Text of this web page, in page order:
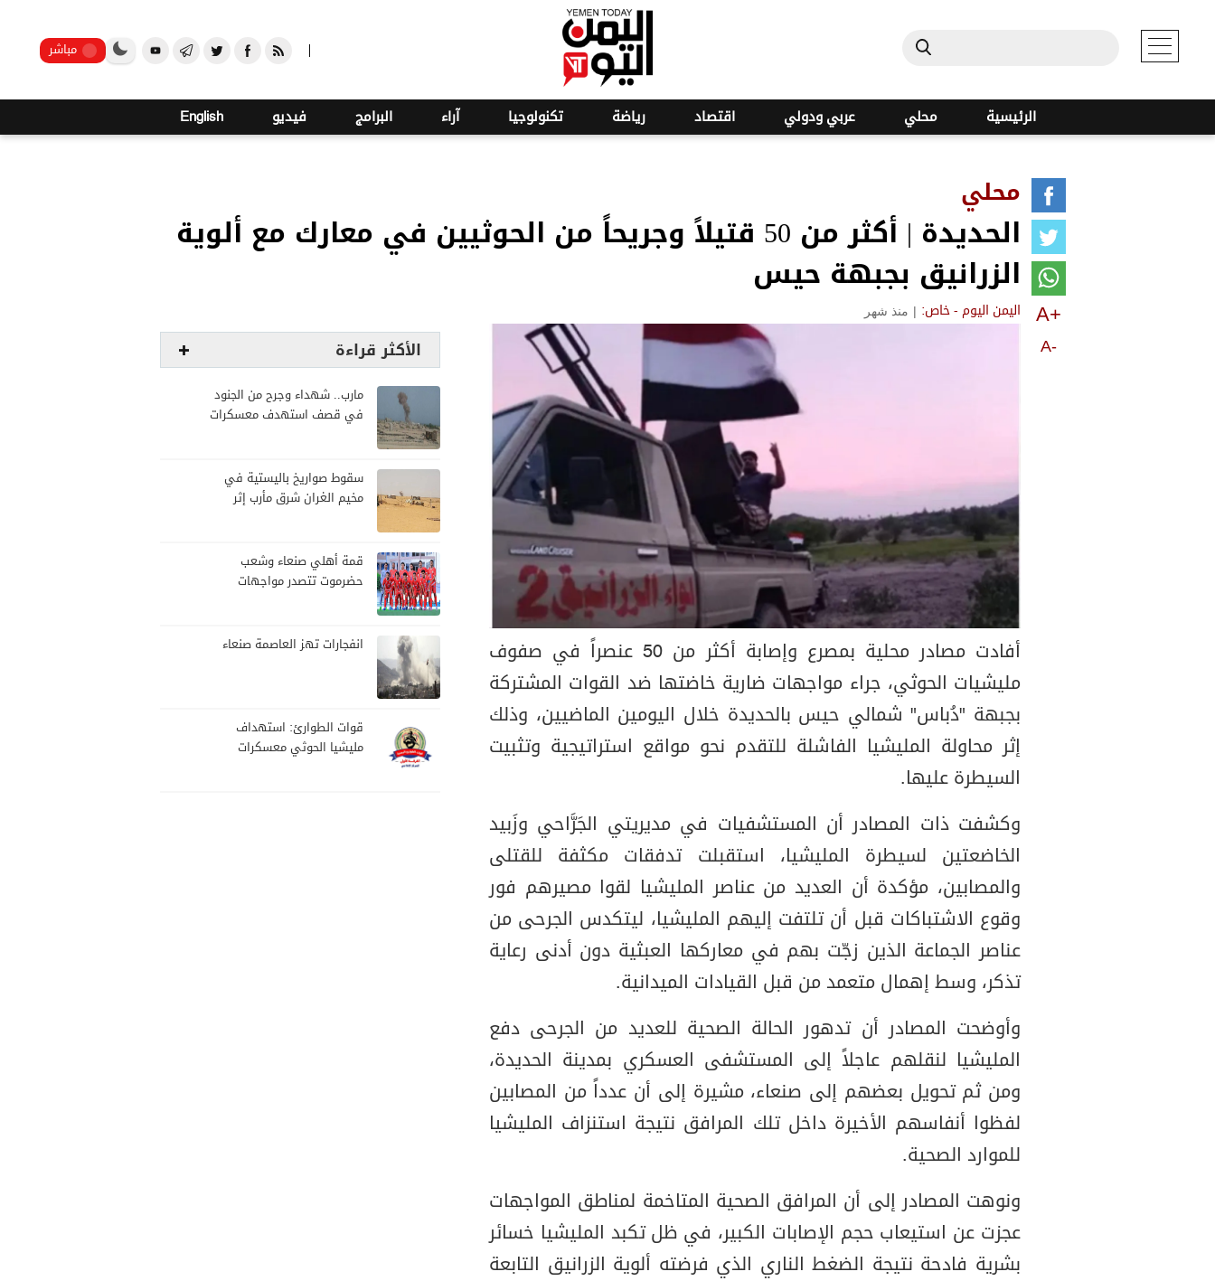
مباشر
الرئيسية محلي عربي ودولي اقتصاد رياضة تكنولوجيا آراء البرامج فيديو English
محلي
الحديدة | أكثر من 50 قتيلاً وجريحاً من الحوثيين في معارك مع ألوية
الزرانيق بجبهة حيس
اليمن اليوم - خاص: | منذ شهر A+
A-
أفادت مصادر محلية بمصرع وإصابة أكثر من 50 عنصراً في صفوف
مليشيات الحوثي، جراء مواجهات ضارية خاضتها ضد القوات المشتركة
بجبهة "دُباس" شمالي حيس بالحديدة خلال اليومين الماضيين، وذلك
إثر محاولة المليشيا الفاشلة للتقدم نحو مواقع استراتيجية وتثبيت
السيطرة عليها.
وكشفت ذات المصادر أن المستشفيات في مديريتي الجَرَّاحي وزَبيد
الخاضعتين لسيطرة المليشيا، استقبلت تدفقات مكثفة للقتلى
والمصابين، مؤكدة أن العديد من عناصر المليشيا لقوا مصيرهم فور
وقوع الاشتباكات قبل أن تلتفت إليهم المليشيا، ليتكدس الجرحى من
عناصر الجماعة الذين زجّت بهم في معاركها العبثية دون أدنى رعاية
تذكر، وسط إهمال متعمد من قبل القيادات الميدانية.
وأوضحت المصادر أن تدهور الحالة الصحية للعديد من الجرحى دفع
المليشيا لنقلهم عاجلاً إلى المستشفى العسكري بمدينة الحديدة،
ومن ثم تحويل بعضهم إلى صنعاء، مشيرة إلى أن عدداً من المصابين
لفظوا أنفاسهم الأخيرة داخل تلك المرافق نتيجة استنزاف المليشيا
للموارد الصحية.
ونوهت المصادر إلى أن المرافق الصحية المتاخمة لمناطق المواجهات
عجزت عن استيعاب حجم الإصابات الكبير، في ظل تكبد المليشيا خسائر
بشرية فادحة نتيجة الضغط الناري الذي فرضته ألوية الزرانيق التابعة
الأكثر قراءة
مارب.. شهداء وجرح من الجنود
في قصف استهدف معسكرات
سقوط صواريخ باليستية في
مخيم الغران شرق مأرب إثر
قمة أهلي صنعاء وشعب
حضرموت تتصدر مواجهات
انفجارات تهز العاصمة صنعاء
قوات الطوارئ: استهداف
مليشيا الحوثي معسكرات